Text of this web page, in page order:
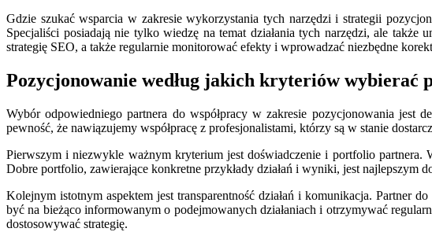
Gdzie szukać wsparcia w zakresie wykorzystania tych narzędzi i strategii
Specjaliści posiadają nie tylko wiedzę na temat działania tych narzędzi, ale także
strategię SEO, a także regularnie monitorować efekty i wprowadzać niezbędne
Pozycjonowanie według jakich kryteriów wybierać
Wybór odpowiedniego partnera do współpracy w zakresie pozycjonowania jest
pewność, że nawiązujemy współpracę z profesjonalistami, którzy są w stanie
Pierwszym i niezwykle ważnym kryterium jest doświadczenie i portfolio partnera.
Dobre portfolio, zawierające konkretne przykłady działań i wyniki, jest
Kolejnym istotnym aspektem jest transparentność działań i komunikacja. Partner
być na bieżąco informowanym o podejmowanych działaniach i otrzymywać
dostosowywać strategię.